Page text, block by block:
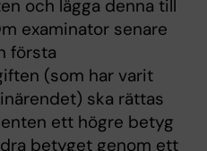
och lägga denna till
examinator senare
första
(som har varit
ska rättas
ett högre betyg
betyget genom ett